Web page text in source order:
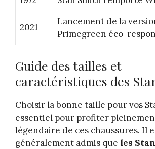
2021
Lancement de la
Primegreen éco-
Guide des tailles et
caractéristiques des
Choisir la bonne taille pour vos
essentiel pour profiter
légendaire de ces chaussures. Il
généralement admis que les